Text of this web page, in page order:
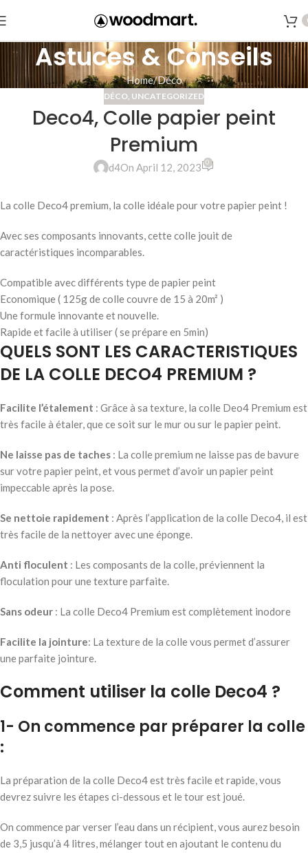
Astuces & Conseils
Home Déco
DÉCO, UNCATEGORIZED
Deco4, Colle papier peint
Premium
d4On April 12, 2023 0
La colle Deco4 premium, la colle idéale pour votre papier peint !
Avec ses composants innovants, cette colle jouit de
caractéristiques incomparables.
Compatible avec différents type de papier peint
Economique ( 125g de colle couvre de 15 à 20m² )
Une formule innovante et nouvelle.
Rapide et facile à utiliser ( se prépare en 5min)
QUELS SONT LES CARACTERISTIQUES
DE LA COLLE DECO4 PREMIUM ?
Facilite l’étalement : Grâce à sa texture, la colle Deo4 Premium est
très facile à étaler, que ce soit sur le mur ou sur le papier peint.
Ne laisse pas de taches : La colle premium ne laisse pas de bavure
sur votre papier peint, et vous permet d’avoir un papier peint
impeccable après la pose.
Se nettoie rapidement : Après l’application de la colle Deco4, il est
très facile de la nettoyer avec une éponge.
Anti floculent : Les composants de la colle, préviennent la
floculation pour une texture parfaite.
Sans odeur : La colle Deco4 Premium est complètement inodore
Facilite la jointure: La texture de la colle vous permet d’assurer
une parfaite jointure.
Comment utiliser la colle Deco4 ?
1- On commence par préparer la colle
:
La préparation de la colle Deco4 est très facile et rapide, vous
devrez suivre les étapes ci-dessous et le tour est joué.
On commence par verser l’eau dans un récipient, vous aurez besoin
de 3,5 jusqu’à 4 litres, mélanger tout en ajoutant le contenu du